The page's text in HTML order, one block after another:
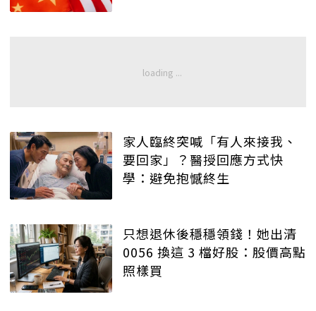
家人臨終突喊「有人來接我、
要回家」？醫授回應方式快
學：避免抱憾終生
只想退休後穩穩領錢！她出清
0056 換這 3 檔好股：股價高點
照樣買